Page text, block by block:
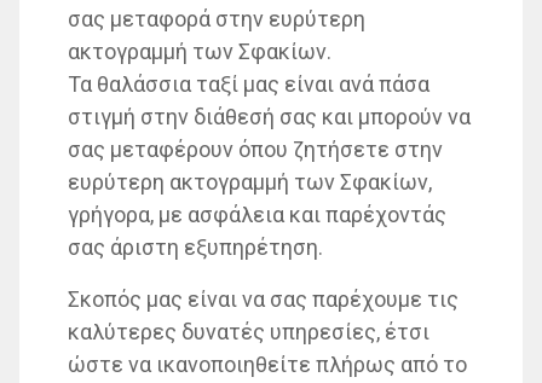
σας μεταφορά στην ευρύτερη
ακτογραμμή των Σφακίων.
Τα θαλάσσια ταξί μας είναι ανά πάσα
στιγμή στην διάθεσή σας και μπορούν να
σας μεταφέρουν όπου ζητήσετε στην
ευρύτερη ακτογραμμή των Σφακίων,
γρήγορα, με ασφάλεια και παρέχοντάς
σας άριστη εξυπηρέτηση.
Σκοπός μας είναι να σας παρέχουμε τις
καλύτερες δυνατές υπηρεσίες, έτσι
ώστε να ικανοποιηθείτε πλήρως από το